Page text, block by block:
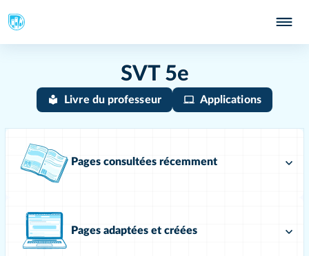
SVT 5e
Livre du professeur Applications
Pages consultées récemment
Pages adaptées et créées